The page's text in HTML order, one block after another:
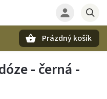
Prázdný košík
- černá -